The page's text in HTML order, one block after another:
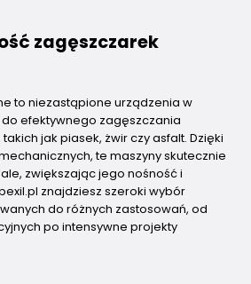
zagęszczarek
to niezastąpione urządzenia w
efektywnego zagęszczania
jak piasek, żwir czy asfalt. Dzięki
te maszyny skutecznie
zwiększając jego nośność i
znajdziesz szeroki wybór
do różnych zastosowań, od
po intensywne projekty